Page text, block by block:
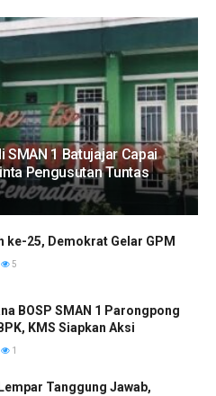
SMAN 1 Batujajar Capai
Pengusutan Tuntas
ke-25, Demokrat Gelar GPM
5
BOSP SMAN 1 Parongpong
KMS Siapkan Aksi
1
Tanggung Jawab,